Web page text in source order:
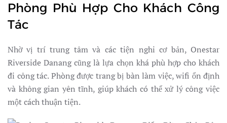
Phòng Phù Hợp Cho Khách Công
Tác
Nhờ vị trí trung tâm và các tiện nghi cơ bản, Onestar
Riverside Danang cũng là lựa chọn khá phù hợp cho khách
đi công tác. Phòng được trang bị bàn làm việc, wifi ổn định
và không gian yên tĩnh, giúp khách có thể xử lý công việc
một cách thuận tiện.